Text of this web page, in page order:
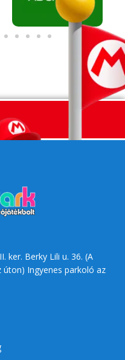
ker. Berky Lili u. 36. (A
úton) Ingyenes parkoló az